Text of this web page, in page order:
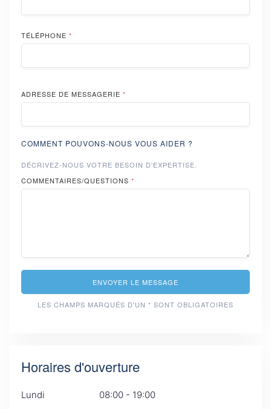
TÉLÉPHONE *
ADRESSE DE MESSAGERIE *
COMMENT POUVONS-NOUS VOUS AIDER ?
DÉCRIVEZ-NOUS VOTRE BESOIN D'EXPERTISE.
COMMENTAIRES/QUESTIONS *
ENVOYER LE MESSAGE
LES CHAMPS MARQUÉS D'UN * SONT OBLIGATOIRES
Horaires d'ouverture
Lundi
08:00 - 19:00